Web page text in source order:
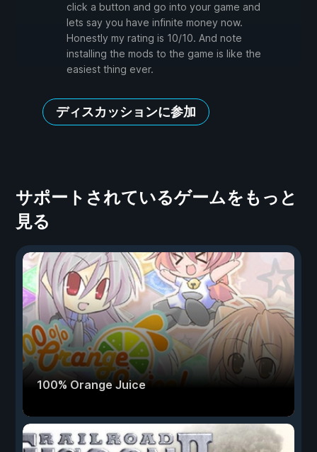
click a button and go into your game and
lets say you have infinite money now.
Honestly my rating is 10/10. And note
installing the mods to the game is like the
easiest thing ever.
ディスカッションに参加
サポートされているゲームをもっと
見る
100% Orange Juice